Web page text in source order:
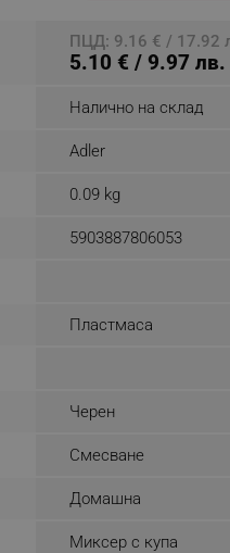
ПЦД: 9.16 € / 17.92
5.10 € / 9.97 лв.
Налично на склад
Adler
0.09 kg
5903887806053
Пластмаса
Черен
Смесване
Домашна
Миксер с купа
_nzm_id_92166-7699
_sgf_delayed_actions,
_sgf_npq
_sgf_clicked_banners